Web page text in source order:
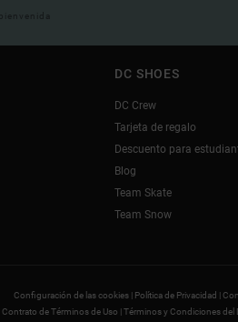
DC SHOES
DC Crew
Tarjeta de regalo
Descuento para
Blog
Team Skate
Team Snow
Configuración de las cookies | Política de Privacidad |
Contrato de Términos de Uso |Términos y Condiciones del